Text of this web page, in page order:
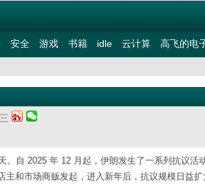
安全 游戏 书籍 idle 云计算 高飞的电
自 2025 年 12 月起，伊朗发生了一系列抗议活
和市场商贩发起，进入新年后，抗议规模日益